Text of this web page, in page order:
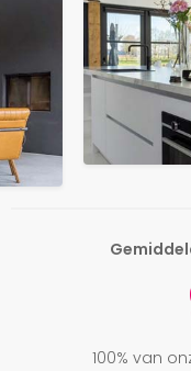
100% van